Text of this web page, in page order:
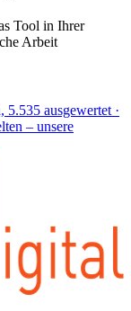
Tool in Ihrer
Arbeit
5.535 ausgewertet ·
– unsere